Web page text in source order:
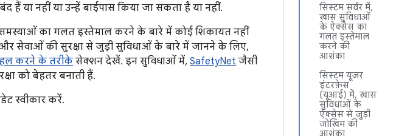
सिस्टम सर्वर में,
खास सुविधाओं
के ऐक्सेस का
गलत इस्तेमाल
करने की
आशंका
सिस्टम यूज़र
इंटरफ़ेस
(यूआई) में, खास
सुविधाओं के
ऐक्सेस से जुड़ी
जोखिम की
आशंका
या नहीं या उन्हें बाईपास किया जा सकता है या नहीं.
का गलत इस्तेमाल करने के बारे में कोई शिकायत नहीं
सेवाओं की सुरक्षा से जुड़ी सुविधाओं के बारे में जानने के लिए,
करने के तरीके सेक्शन देखें. इन सुविधाओं में, SafetyNet जैसी
को बेहतर बनाती हैं.
स्वीकार करें.